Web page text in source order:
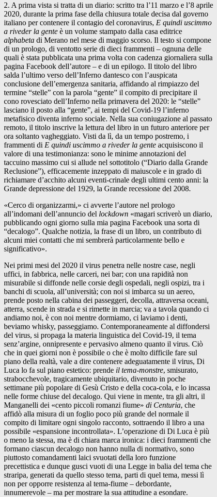
2. A prima vista si tratta di un diario: scritto tra l’11 marzo e l’8 aprile
2020, durante la prima fase della chiusura totale decisa dal governo
italiano per contenere il contagio del coronavirus, E quindi uscimmo
a riveder la gente è un volume stampato dalla casa editrice
alphabeta di Merano nel mese di maggio scorso. Il testo si compone
di un prologo, di ventotto serie di dieci frammenti – ognuna delle
quali è stata pubblicata una prima volta con cadenza giornaliera sulla
pagina Facebook dell’autore – e di un epilogo. Il titolo del libro
salda l’ultimo verso dell’Inferno dantesco con l’auspicata
conclusione dell’emergenza sanitaria, affidando al rimpiazzo del
termine “stelle” con la parola “gente” il compito di precipitare il
cono rovesciato dell’Inferno nella primavera del 2020: le “stelle”
lasciano il posto alla “gente”, ai tempi del Covid-19 l’inferno
metafisico diventa inferno sociale. Nella sua coniugazione al passato
remoto, il titolo inscrive la lettura del libro in un futuro anteriore per
ora soltanto vagheggiato. Visti da lì, da un tempo postremo, i
frammenti di E quindi uscimmo a riveder la gente acquisiscono il
valore di una testimonianza: sono le minime annotazioni del
taccuino massimo cui si allude nel sottotitolo (“Diario dalla Grande
Reclusione”), efficacemente inzeppato di maiuscole e in grado di
richiamare d’acchito alcuni eventi-crinale degli ultimi cento anni: la
Grande depressione del 1929, la Grande recessione del 2008.
«Cerco di organizzarmi,» ci avverte l’autore nel prologo
all’indomani dell’annuncio del lockdown «magari scriverò un diario,
pubblicando ogni giorno sulla mia pagina Facebook una sorta di
“decalogo”. Qualche notizia, la frase di un libro, un contributo di
alcuni miei contatti che mi sembrerà particolarmente bello e
significativo».
Nei primi mesi del 2020 il virus penetra nelle nostre case, negli
uffici, in fabbrica, nelle carceri, nei bar; con una rapidità non
misurabile si diffonde nelle corsie degli ospedali, negli ospizi, tra i
banchi di scuola, all’università; con noi si imbarca su un aereo,
prende posto nella cabina dei passeggeri, decolla, attraversa oceani,
atterra, scende in strada e si rimette in marcia; va a tavola quando ci
andiamo noi, è con noi mentre dormiamo, ci laviamo i denti,
beviamo whisky, passeggiamo. Contemporaneamente al diffondersi
del virus, si propaga la materia linguistica del Covid-19, il tema
senz’argine, onnipresente e pervasivo almeno quanto il virus. Ciò
che in quei giorni non è possibile o che è molto difficile fare sul
piano della realtà, vale a dire contenere adeguatamente il virus, Di
Luca lo fa sul piano estetico: prende il tema-monstre, smisurato,
strabocchevole, tragicamente ubiquitario, divenuto in poche
settimane più popolare di Gesù Cristo e della coca-cola, e lo incassa
nelle forme chiuse del decalogo. Qui viene in mente, tra gli altri, il
Manganelli dei «cento piccoli romanzi fiume» di Centuria, che
affidò alla misura di un foglio poco più grande del normale il
compito di limitare ogni singolo racconto, sottraendo il libro a una
possibile «espansione incontrollata». L’operazione di Di Luca è più
o meno la stessa, ma è di chiara marca ironica: i dieci frammenti che
formano ciascun decalogo non hanno nulla di normativo, sono
piuttosto comandamenti laici svuotati della loro funzione
precettistica e dunque gusci vuoti di una Legge in balia del tema che
straripa, generati da quello stesso tema, parti di quel tema, messi lì
non per opporre resistenza al tema-fiume – debordante,
innumerevole – ma per mostrare la sua attitudine a esondare.